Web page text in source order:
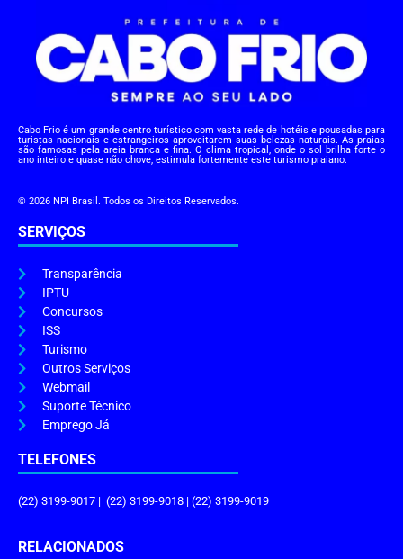
Cabo Frio é um grande centro turístico com vasta rede de hotéis e pousadas para
turistas nacionais e estrangeiros aproveitarem suas belezas naturais. As praias
são famosas pela areia branca e fina. O clima tropical, onde o sol brilha forte o
ano inteiro e quase não chove, estimula fortemente este turismo praiano.
© 2026 NPI Brasil. Todos os Direitos Reservados.
SERVIÇOS
Transparência
IPTU
Concursos
ISS
Turismo
Outros Serviços
Webmail
Suporte Técnico
Emprego Já
TELEFONES
(22) 3199-9017 | (22) 3199-9018 | (22) 3199-9019
RELACIONADOS